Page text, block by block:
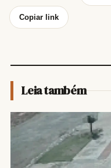
Copiar link
Leia também